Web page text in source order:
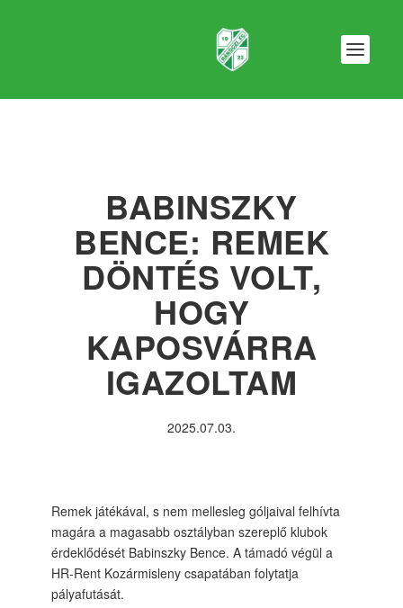
BABINSZKY
BENCE: REMEK
DÖNTÉS VOLT,
HOGY
KAPOSVÁRRA
IGAZOLTAM
2025.07.03.
Remek játékával, s nem mellesleg góljaival felhívta
magára a magasabb osztályban szereplő klubok
érdeklődését Babinszky Bence. A támadó végül a
HR-Rent Kozármisleny csapatában folytatja
pályafutását.